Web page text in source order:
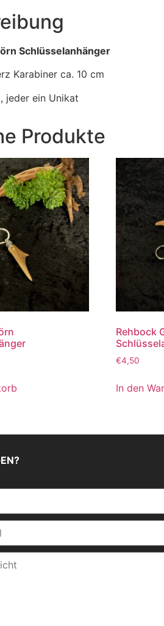
Schlüsselanhänger
Karabiner ca. 10 cm
jeder ein Unikat
Produkte
Rehbock
€4,50
In den